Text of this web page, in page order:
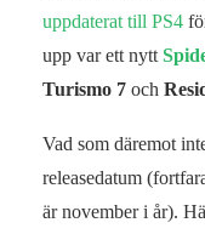
uppdaterat till PS4
upp var ett nytt
Turismo 7 och
Vad som däremot
releasedatum
är november i år).